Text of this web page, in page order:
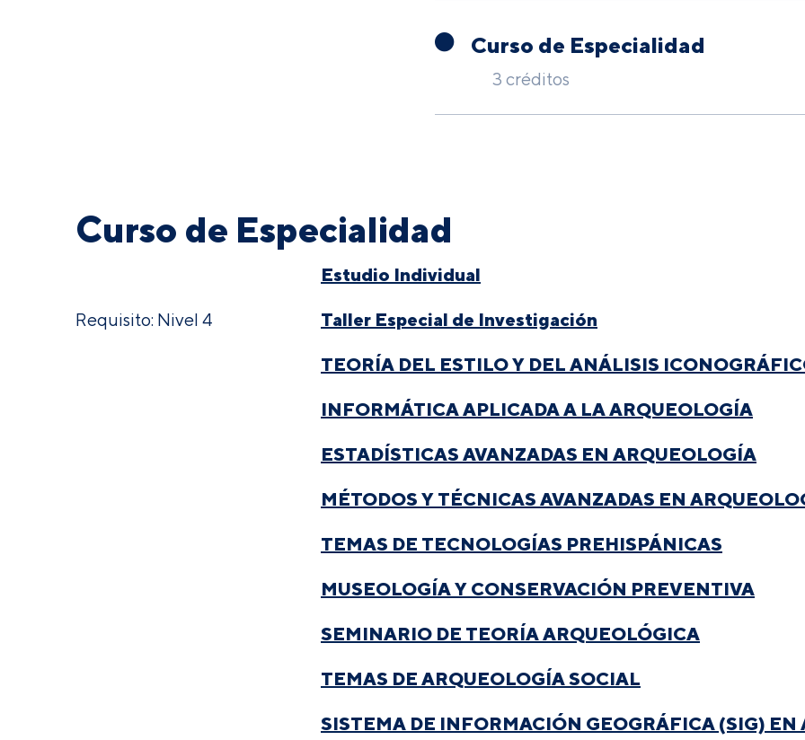
Curso de Especialidad
3 créditos
Curso de Especialidad
Estudio Individual
Requisito: Nivel 4 Taller Especial de Investigación
TEORÍA DEL ESTILO Y DEL ANÁLISIS
INFORMÁTICA APLICADA A LA ARQUEOLOGÍA
ESTADÍSTICAS AVANZADAS EN ARQUEOLOGÍA
MÉTODOS Y TÉCNICAS AVANZADAS EN
TEMAS DE TECNOLOGÍAS PREHISPÁNICAS
MUSEOLOGÍA Y CONSERVACIÓN PREVENTIVA
SEMINARIO DE TEORÍA ARQUEOLÓGICA
TEMAS DE ARQUEOLOGÍA SOCIAL
SISTEMA DE INFORMACIÓN GEOGRÁFICA (SIG) EN